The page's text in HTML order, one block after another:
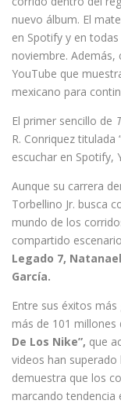
nuevo álbum. El
en Spotify y en
noviembre.
YouTube que
mexicano para
El primer sencillo de
R. Conriquez titulada
escuchar en Spotify,
Aunque su carrera
Torbellino Jr. busca
mundo de los
compartido
Legado 7,
García.
Entre sus éxitos
más de 101
De Los Nike”, que
videos han
demuestra que los
marcando tendencia